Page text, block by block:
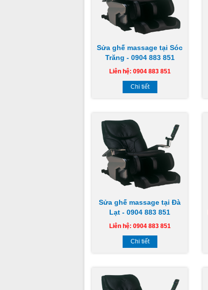
Sửa ghế massage tại Sóc
Trăng - 0904 883 851
Liên hệ: 0904 883 851
Chi tiết
Sửa ghế massage tại Đà
Lạt - 0904 883 851
Liên hệ: 0904 883 851
Chi tiết